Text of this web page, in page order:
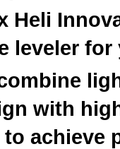
Heli
leveler for
with
achieve